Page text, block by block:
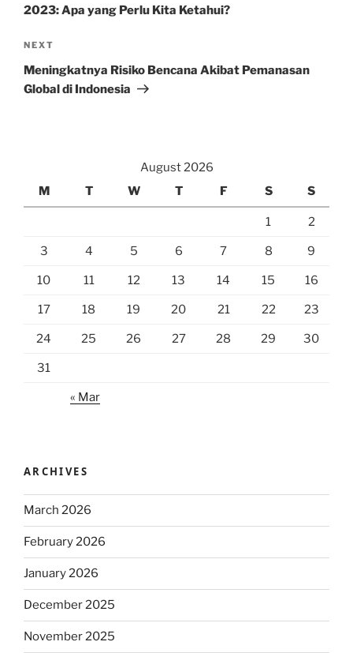
2023: Apa yang Perlu Kita Ketahui?
Next
Post
NEXT
Meningkatnya Risiko Bencana Akibat Pemanasan
Global di Indonesia
August 2026
M
T W T F S S
1 2
3 4 5 6 7 8 9
10 11 12 13 14 15 16
17 18 19 20 21 22 23
24 25 26 27 28 29 30
31
« Mar
ARCHIVES
March 2026
February 2026
January 2026
December 2025
November 2025